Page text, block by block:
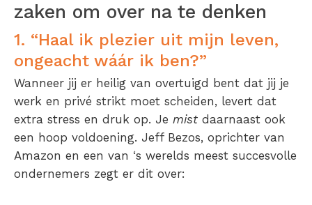
zaken om over na te denken
1. “Haal ik plezier uit mijn leven,
ongeacht wáár ik ben?”
Wanneer jij er heilig van overtuigd bent dat jij je
werk en privé strikt moet scheiden, levert dat
extra stress en druk op. Je mist daarnaast ook
een hoop voldoening. Jeff Bezos, oprichter van
Amazon en een van ‘s werelds meest succesvolle
ondernemers zegt er dit over: